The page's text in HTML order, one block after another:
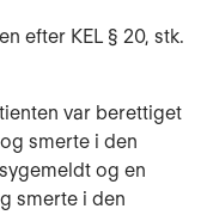
efter KEL § 20, stk.
var berettiget
smerte i den
og en
smerte i den